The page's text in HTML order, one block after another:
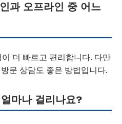
과 오프라인 중 어느
더 빠르고 편리합니다. 다만
문 상담도 좋은 방법입니다.
마나 걸리나요?